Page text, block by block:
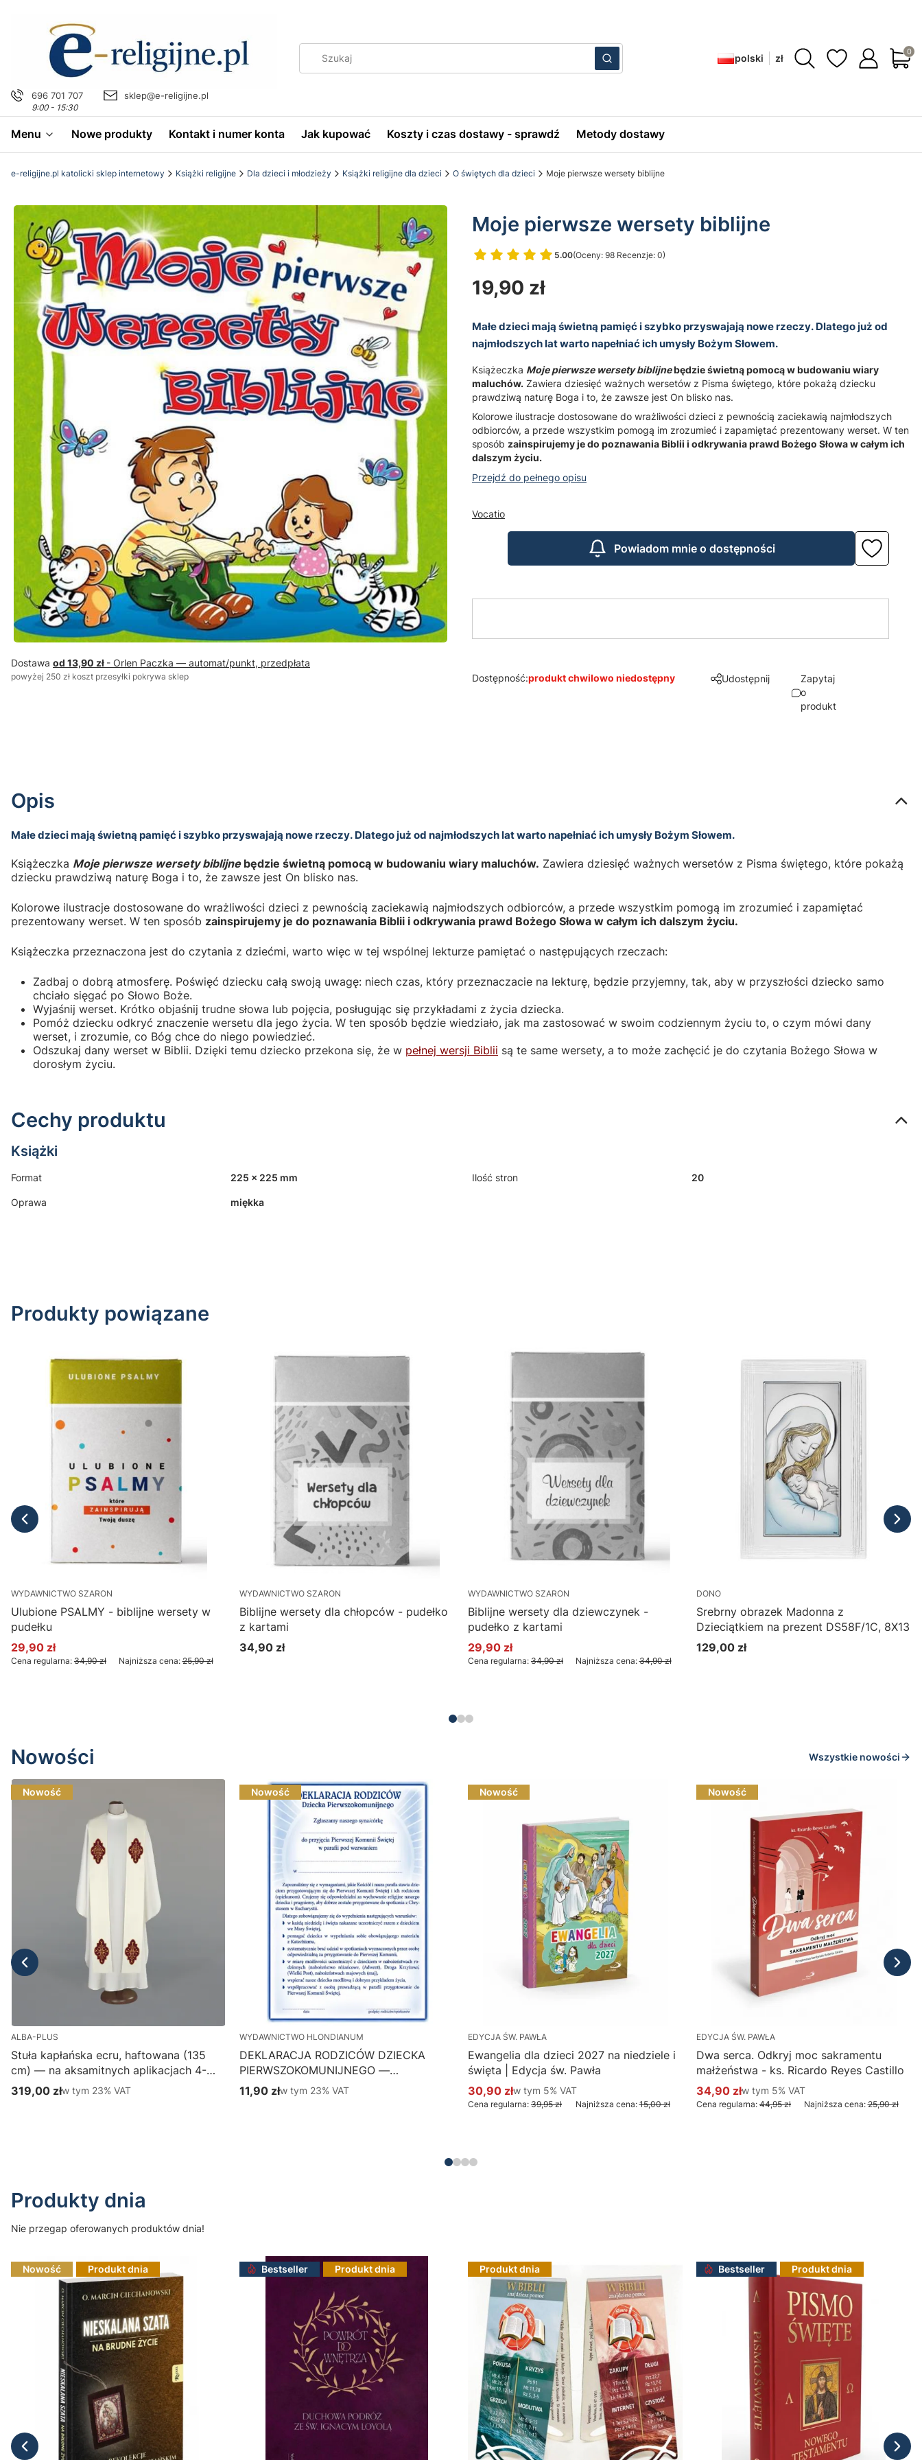
696 701 707
9:00 - 15:30
sklep@e-religijne.pl
WyczyśćSzukaj polski zł
Menu Nowe produkty Kontakt i numer konta Jak kupować Koszty i czas dostawy - sprawdź Metody dostawy
e-religijne.pl katolicki sklep internetowy Książki religijne Dla dzieci i młodzieży Książki religijne dla dzieci O świętych dla dzieci Moje pierwsze wersety biblijne
Dostawa od 13,90 zł - Orlen Paczka — automat/punkt, przedpłata
powyżej 250 zł koszt przesyłki pokrywa sklep
Moje pierwsze wersety biblijne
5.00(Oceny: 98 Recenzje: 0)
Przejdź do sekcji Opinie
Cena
19,90 zł
Małe dzieci mają świetną pamięć i szybko przyswajają nowe rzeczy. Dlatego już od
najmłodszych lat warto napełniać ich umysły Bożym Słowem.
Książeczka Moje pierwsze wersety biblijnebędzie świetną pomocą w budowaniu wiary
maluchów. Zawiera dziesięć ważnych wersetów z Pisma świętego, które pokażą dziecku
prawdziwą naturę Boga i to, że zawsze jest On blisko nas.
Kolorowe ilustracje dostosowane do wrażliwości dzieci z pewnością zaciekawią najmłodszych
odbiorców, a przede wszystkim pomogą im zrozumieć i zapamiętać prezentowany werset. W ten
sposób zainspirujemy je do poznawania Biblii i odkrywania prawd Bożego Słowa w całym ich
dalszym życiu.
Przejdź do pełnego opisu
Vocatio
Powiadom mnie o dostępności
Dostępność:produkt chwilowo niedostępny Udostępnij
Zapytaj
o
produkt
Opis
Małe dzieci mają świetną pamięć i szybko przyswajają nowe rzeczy. Dlatego już od najmłodszych lat warto napełniać ich umysły Bożym Słowem.
Książeczka Moje pierwsze wersety biblijnebędzie świetną pomocą w budowaniu wiary maluchów. Zawiera dziesięć ważnych wersetów z Pisma świętego, które pokażą
dziecku prawdziwą naturę Boga i to, że zawsze jest On blisko nas.
Kolorowe ilustracje dostosowane do wrażliwości dzieci z pewnością zaciekawią najmłodszych odbiorców, a przede wszystkim pomogą im zrozumieć i zapamiętać
prezentowany werset. W ten sposób zainspirujemy je do poznawania Biblii i odkrywania prawd Bożego Słowa w całym ich dalszym życiu.
Książeczka przeznaczona jest do czytania z dziećmi, warto więc w tej wspólnej lekturze pamiętać o następujących rzeczach:
Zadbaj o dobrą atmosferę. Poświęć dziecku całą swoją uwagę: niech czas, który przeznaczacie na lekturę, będzie przyjemny, tak, aby w przyszłości dziecko samo
chciało sięgać po Słowo Boże.
Wyjaśnij werset. Krótko objaśnij trudne słowa lub pojęcia, posługując się przykładami z życia dziecka.
Pomóż dziecku odkryć znaczenie wersetu dla jego życia. W ten sposób będzie wiedziało, jak ma zastosować w swoim codziennym życiu to, o czym mówi dany
werset, i zrozumie, co Bóg chce do niego powiedzieć.
Odszukaj dany werset w Biblii. Dzięki temu dziecko przekona się, że w pełnej wersji Biblii są te same wersety, a to może zachęcić je do czytania Bożego Słowa w
dorosłym życiu.
Cechy produktu
Książki
Format 225 x 225 mm Ilość stron 20
Oprawa miękka
Produkty powiązane
WYDAWNICTWO SZARON
Ulubione PSALMY - biblijne wersety w
pudełku
Cena promocyjna
29,90 zł
Cena regularna: 34,90 zł Najniższa cena: 25,90 zł
WYDAWNICTWO SZARON
Biblijne wersety dla chłopców - pudełko
z kartami
Cena
34,90 zł
WYDAWNICTWO SZARON
Biblijne wersety dla dziewczynek -
pudełko z kartami
Cena promocyjna
29,90 zł
Cena regularna: 34,90 zł Najniższa cena: 34,90 zł
DONO
Srebrny obrazek Madonna z
Dzieciątkiem na prezent DS58F/1C, 8X13
Cena
129,00 zł
Nowości Wszystkie nowości
Nowość
ALBA-PLUS
Stuła kapłańska ecru, haftowana (135
cm) — na aksamitnych aplikacjach 4-
387-1
Cena brutto
319,00 złw tym %s VAT
w tym 23% VAT
Nowość
WYDAWNICTWO HLONDIANUM
DEKLARACJA RODZICÓW DZIECKA
PIERWSZOKOMUNIJNEGO —
Wydawnictwo Hlondianum - druk
parafialny, paczka 50 szt.
Cena brutto
11,90 złw tym %s VAT
w tym 23% VAT
Nowość
EDYCJA ŚW. PAWŁA
Ewangelia dla dzieci 2027 na niedziele i
święta | Edycja św. Pawła
Cena promocyjna brutto
30,90 złw tym %s VAT
w tym 5% VAT
Cena regularna: 39,95 zł Najniższa cena: 15,00 zł
Nowość
EDYCJA ŚW. PAWŁA
Dwa serca. Odkryj moc sakramentu
małżeństwa - ks. Ricardo Reyes Castillo
Cena promocyjna brutto
34,90 złw tym %s VAT
w tym 5% VAT
Cena regularna: 44,95 zł Najniższa cena: 25,90 zł
Produkty dnia
Nie przegap oferowanych produktów dnia!
Nowość Produkt dnia Bestseller Produkt dnia Produkt dnia Bestseller Produkt dnia